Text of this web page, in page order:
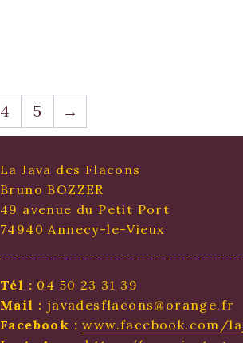
4 5 →
La Java des Flacons
Bruno BOZZER
49 avenue du Petit Port
74940 Annecy-le-Vieux
Tél : 04 50 23 31 39
Mail : javadesflacons@orange.fr
Facebook : www.facebook.com/